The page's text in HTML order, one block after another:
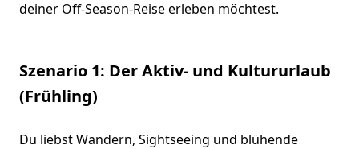
deiner Off-Season-Reise erleben möchtest.
Szenario 1: Der Aktiv- und Kultururlaub
(Frühling)
Du liebst Wandern, Sightseeing und blühende